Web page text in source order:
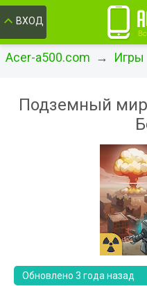
ВХОД
Acer-a500.com → Игры
Подземный
Обновлено 3 года назад